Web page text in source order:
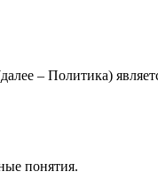
– Политика)
понятия.